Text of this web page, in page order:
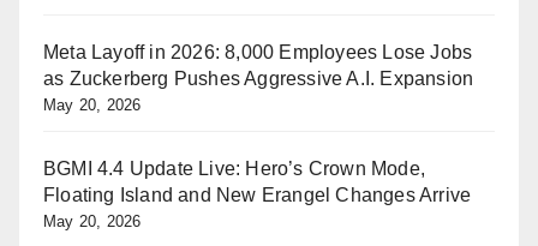
Meta Layoff in 2026: 8,000 Employees Lose Jobs
as Zuckerberg Pushes Aggressive A.I. Expansion
May 20, 2026
BGMI 4.4 Update Live: Hero’s Crown Mode,
Floating Island and New Erangel Changes Arrive
May 20, 2026